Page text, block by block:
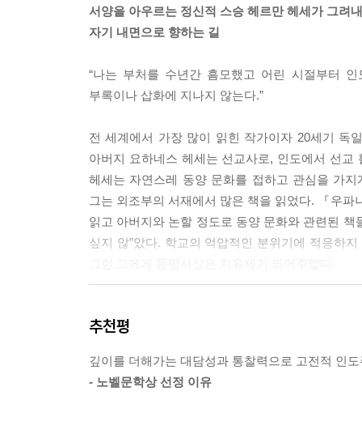
기만할 수 있었을 뿐이고, 자아로부터 도망칠 수
내가 살아 있다는 이 수수께끼만큼, 내가 다른 모
그는 내면의 소리가 추구하라고 명령하는 것 외
외부의 명령이 아니라 오직 내면의 소리에 귀기
필요하지 않았다. --- p.64
그는 강물로부터 가르침을 얻기를 바랐고, 강물
비밀을 이해하게 될 것 같았다. --- p.121
서양을 아우르는 정신적 스승 헤르만 헤세가 그려
자기 내면으로 향하는 길
“나는 부처를 수년간 흠모했고 어린 시절부터
부록이나 삽화에 지나지 않는다.”
전 세계에서 가장 많이 읽힌 작가이자 20세기 독
아버지 요하네스 헤세는 선교사로, 인도에서 선
헤세는 자연스레 동양 문화를 접하고 관심을 가
그는 외조부의 서재에서 많은 책을 읽었다. 『우
읽고 아버지와 논할 정도로 동양 문화와 관련된
싶지 않”았다. 학교의 억압적인 분위기에 적응하
발표하며 작가로서의 입지를 다져나갔다. 에밀
발발과 더불어 부친의 사망, 아들의 병, 부인과의
심리치료를 받았다. 이후 『싯다르타』 『황
추천평
깊이를 더해가는 대담성과 통찰력으로 고전적 인
- 노벨문학상 선정 이유